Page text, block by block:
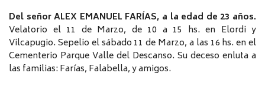
Del señor ALEX EMANUEL FARÍAS, a la edad de 23 años.
Velatorio el 11 de Marzo, de 10 a 15 hs. en Elordi y
Vilcapugio. Sepelio el sábado 11 de Marzo, a las 16 hs. en el
Cementerio Parque Valle del Descanso. Su deceso enluta a
las familias: Farías, Falabella, y amigos.